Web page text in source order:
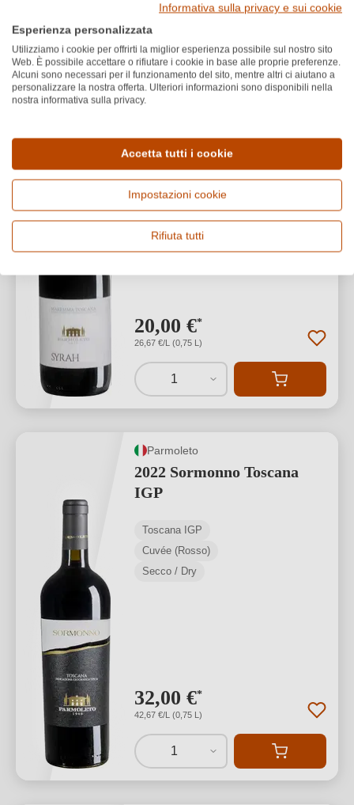
1
PREMI
Parmoleto
2024 Syrah Toscana IGT
Toscana IGP
Syrah
Secco / Dry
20,00 €*
26,67 €/L (0,75 L)
1
Parmoleto
2022 Sormonno Toscana
IGP
Toscana IGP
Cuvée (Rosso)
Secco / Dry
32,00 €*
42,67 €/L (0,75 L)
1
Informativa sulla privacy e sui cookie
Esperienza personalizzata
Utilizziamo i cookie per offrirti la miglior esperienza possibile sul nostro sito
Web. È possibile accettare o rifiutare i cookie in base alle proprie preferenze.
Alcuni sono necessari per il funzionamento del sito, mentre altri ci aiutano a
personalizzare la nostra offerta. Ulteriori informazioni sono disponibili nella
nostra informativa sulla privacy.
Accetta tutti i cookie
Impostazioni cookie
Rifiuta tutti